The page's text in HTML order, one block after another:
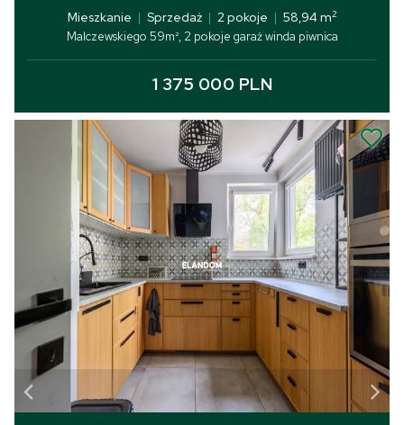
Mieszkanie | Sprzedaż | 2 pokoje | 58,94 m2
Malczewskiego 59m², 2 pokoje garaż winda piwnica
1 375 000 PLN